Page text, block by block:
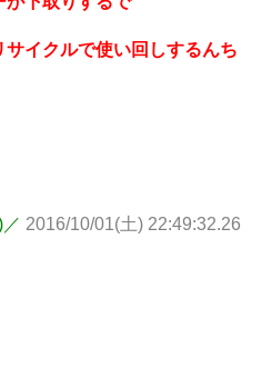
イクルで使い回しするんち
2016/10/01(土) 22:49:32.26